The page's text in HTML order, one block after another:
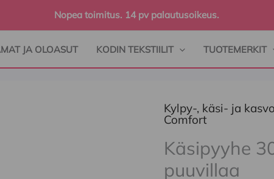
Nopea toimitus. 14 pv palautusoikeus.
JA OLOASUT KODIN TEKSTIILIT TUOTEMERKIT
Kylpy-, käsi- ja
Comfort
Käsipyyhe
puuvillaa
Käsipyyhe
100%
egyptin